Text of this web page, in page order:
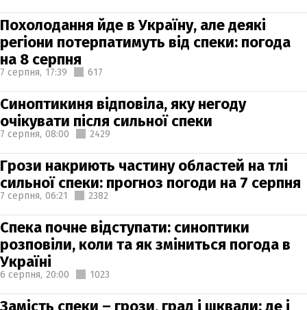
Похолодання йде в Україну, але деякі
регіони потерпатимуть від спеки: погода
на 8 серпня
7 серпня, 17:39 617
Синоптикиня відповіла, яку негоду
очікувати після сильної спеки
7 серпня, 08:00 2429
Грози накриють частину областей на тлі
сильної спеки: прогноз погоди на 7 серпня
7 серпня, 06:21 2382
Спека почне відступати: синоптики
розповіли, коли та як зміниться погода в
Україні
6 серпня, 20:00 1023
Замість спеки – грози, град і шквали: де і